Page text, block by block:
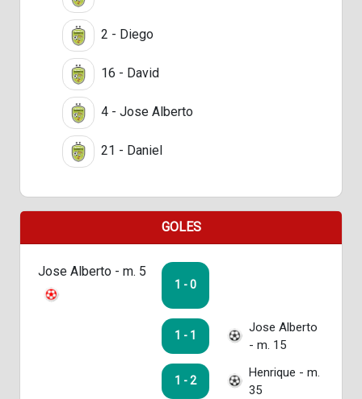
2 - Diego
16 - David
4 - Jose Alberto
21 - Daniel
GOLES
Jose Alberto - m. 5
1 - 0
1 - 1
Jose Alberto
- m. 15
1 - 2
Henrique - m.
35